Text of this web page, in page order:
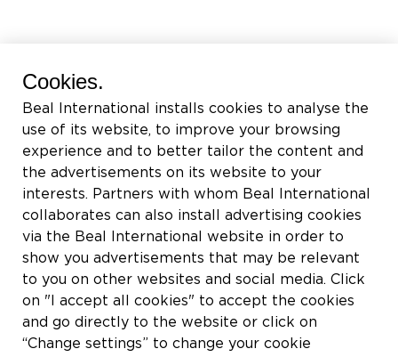
Rue du Tronquoy, 8
TVA: BE0414.592.153
+32 81 83 57 57
info@beal.be
Suivez-nous
Cookies.
Beal International installs cookies to analyse the
use of its website, to improve your browsing
experience and to better tailor the content and
the advertisements on its website to your
interests. Partners with whom Beal International
collaborates can also install advertising cookies
via the Beal International website in order to
show you advertisements that may be relevant
to you on other websites and social media. Click
on "I accept all cookies" to accept the cookies
and go directly to the website or click on
“Change settings” to change your cookie